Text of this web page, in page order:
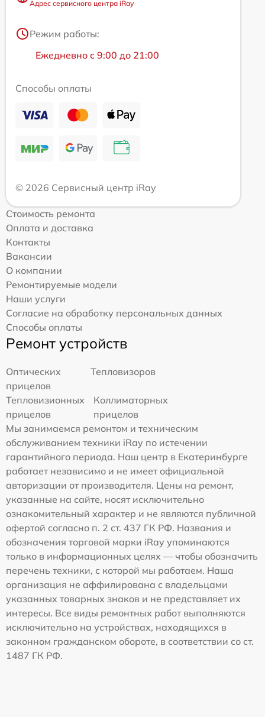
Адрес сервисного центра iRay
Режим работы:
Ежедневно с 9:00 до 21:00
Способы оплаты
© 2026 Сервисный центр iRay
Стоимость ремонта
Оплата и доставка
Контакты
Вакансии
О компании
Ремонтируемые модели
Наши услуги
Согласие на обработку персональных данных
Способы оплаты
Ремонт устройств
Оптических
прицелов
Тепловизоров
Тепловизионных
прицелов
Коллиматорных
прицелов
Мы занимаемся ремонтом и техническим
обслуживанием техники iRay по истечении
гарантийного периода. Наш центр в Екатеринбурге
работает независимо и не имеет официальной
авторизации от производителя. Цены на ремонт,
указанные на сайте, носят исключительно
ознакомительный характер и не являются публичной
офертой согласно п. 2 ст. 437 ГК РФ. Названия и
обозначения торговой марки iRay упоминаются
только в информационных целях — чтобы обозначить
перечень техники, с которой мы работаем. Наша
организация не аффилирована с владельцами
указанных товарных знаков и не представляет их
интересы. Все виды ремонтных работ выполняются
исключительно на устройствах, находящихся в
законном гражданском обороте, в соответствии со ст.
1487 ГК РФ.